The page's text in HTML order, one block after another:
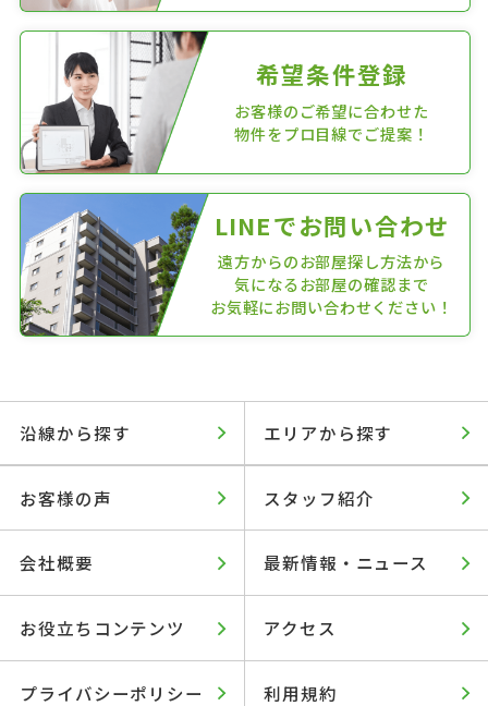
希望条件登録
お客様のご希望に合わせた
物件をプロ目線でご提案！
LINEでお問い合わせ
遠方からのお部屋探し方法から
気になるお部屋の確認まで
お気軽にお問い合わせください！
沿線から探す エリアから探す
お客様の声 スタッフ紹介
会社概要 最新情報・ニュース
お役立ちコンテンツ アクセス
プライバシーポリシー 利用規約